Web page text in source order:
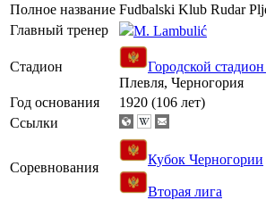
Полное название Fudbalski Klub Rudar
Главный тренер
M. Lambulić
Стадион
Городской
Плевля, Черногория
Год основания
1920 (106 лет)
Ссылки
Соревнования
Кубок Черногории
Вторая лига